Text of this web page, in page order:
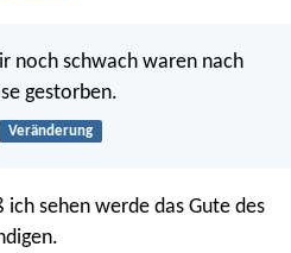
noch schwach waren nach
gestorben.
Veränderung
ich sehen werde das Gute des